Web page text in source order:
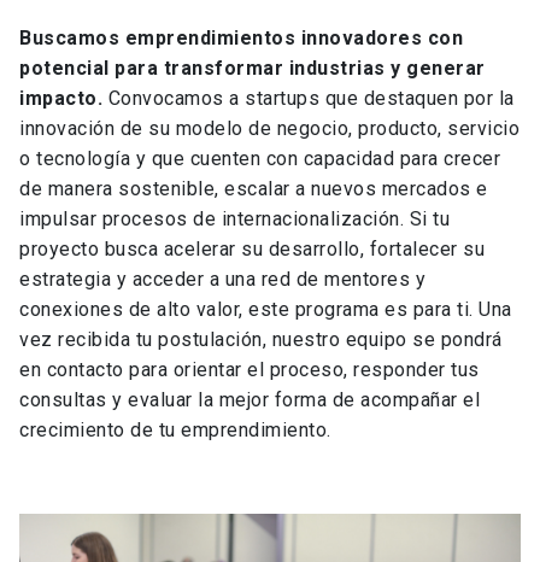
Buscamos emprendimientos innovadores con
potencial para transformar industrias y generar
impacto. Convocamos a startups que destaquen por la
innovación de su modelo de negocio, producto, servicio
o tecnología y que cuenten con capacidad para crecer
de manera sostenible, escalar a nuevos mercados e
impulsar procesos de internacionalización. Si tu
proyecto busca acelerar su desarrollo, fortalecer su
estrategia y acceder a una red de mentores y
conexiones de alto valor, este programa es para ti. Una
vez recibida tu postulación, nuestro equipo se pondrá
en contacto para orientar el proceso, responder tus
consultas y evaluar la mejor forma de acompañar el
crecimiento de tu emprendimiento.